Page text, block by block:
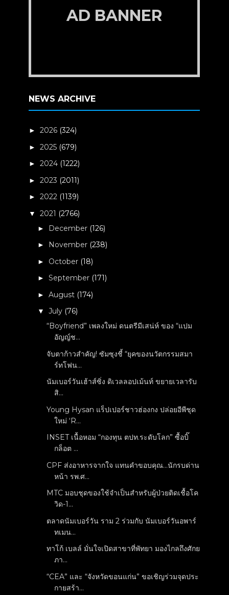
AD BANNER
NEWS ARCHIVE
►2026 (324)
►2025 (679)
►2024 (1222)
►2023 (2011)
►2022 (1139)
▼2021 (2766)
► December (126)
► November (238)
► October (18)
►September (171)
►August (174)
▼July (76)
“Boyfriend” เพลงใหม่ ดนตรีมีเสน่ห์ ของ “แปม
อัญญ์ช...
จับตาก้าวสำคัญ! ซัมซุงชี้ “ยุคของนวัตกรรมสมา
ร์ทโฟน...
นัมเบอร์วันเฮ้าส์ซิ่ง ดิเวลลอปเม้นท์ ขยายเวลารับ
สิ...
Young Hysan แร็ปเปอร์ชาวฮ่องกง ปล่อยอีพีชุด
ใหม่ ‘R...
INSET เนื้อหอม “กองทุน ตปท.ระดับโลก” ซื้อบิ๊
กล็อต ...
CPF ส่งอาหารจากใจ แทนคำขอบคุณ...นักรบด่าน
หน้า รพ.ศ...
MTC มอบชุดของใช้จำเป็นสำหรับผู้ป่วยติดเชื้อโค
วิด-1...
ตลาดนัมเบอร์วัน ราม 2 ร่วมกับ นัมเบอร์วันอพาร์
ทเมน...
ทาโก้ เบลล์ มั่นใจเปิดสาขาที่พัทยา มองไกลถึงศักย
ภา...
“CEA” และ “จังหวัดขอนแก่น” ขอเชิญร่วมจุดประ
กายสร้า...